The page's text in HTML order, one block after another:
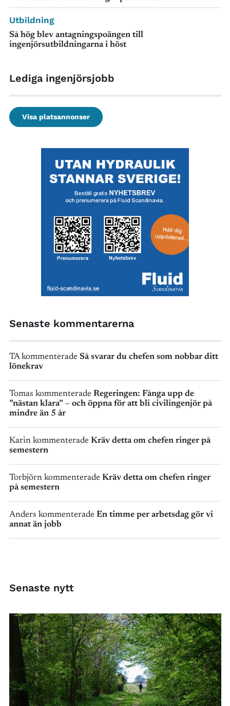
Utbildning
Så hög blev antagningspoängen till
ingenjörsutbildningarna i höst
Lediga ingenjörsjobb
Visa platsannonser
Senaste kommentarerna
TA kommenterade Så svarar du chefen som nobbar ditt
lönekrav
Tomas kommenterade Regeringen: Fånga upp de
”nästan klara” – och öppna för att bli civilingenjör på
mindre än 5 år
Karin kommenterade Kräv detta om chefen ringer på
semestern
Torbjörn kommenterade Kräv detta om chefen ringer
på semestern
Anders kommenterade En timme per arbetsdag gör vi
annat än jobb
Senaste nytt